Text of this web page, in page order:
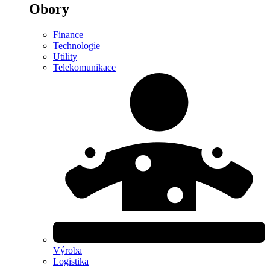
Obory
Finance
Technologie
Utility
Telekomunikace
Výroba
Logistika